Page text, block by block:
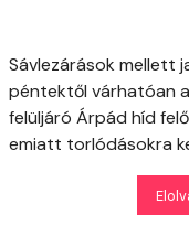
Sávlezárások mellett
péntektől várhatóan
felüljáró Árpád híd
emiatt torlódásokra